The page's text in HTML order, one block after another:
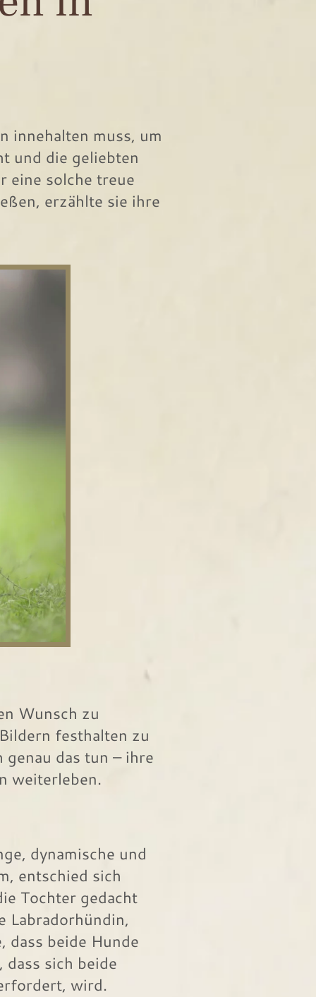
innehalten muss, um
und die geliebten
eine solche treue
erzählte sie ihre
Wunsch zu
festhalten zu
das tun – ihre
weiterleben.
dynamische und
entschied sich
Tochter gedacht
Labradorhündin,
dass beide Hunde
sich beide
wird.